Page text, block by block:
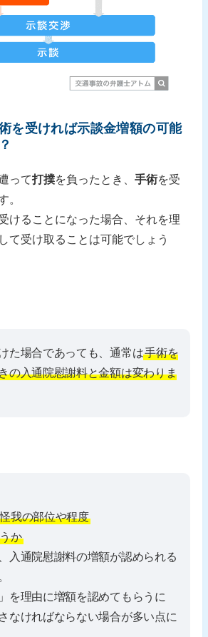
を受ければ示談金増額の可能
って打撲を負ったとき、手術を受
。
けることになった場合、それを理
て受け取ることは可能でしょう
た場合であっても、通常は手術を
の入通院慰謝料と金額は変わりま
我の部位や程度
か
入通院慰謝料の増額が認められる
を理由に増額を認めてもらうに
なければならない場合が多い点に